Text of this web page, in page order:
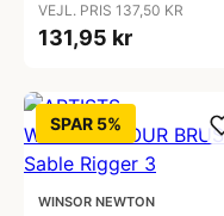
VEJL. PRIS 137,50 KR
131,95 kr
SPAR 5%
WINSOR NEWTON